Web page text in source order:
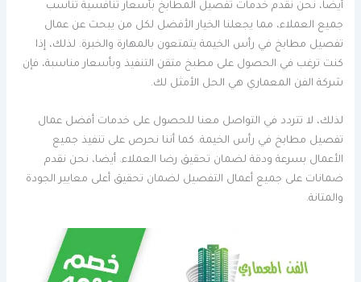
أيضا، نحن نقدم خدمات تفصيل المطابخ بأسعار تنافسية تناسب
جميع العملاء، مما يجعلنا الخيار الأفضل لكل من يبحث عن عمال
تفصيل مطابخ في رأس الخيمة يتمتعون بالمهارة والخبرة. لذلك، إذا
كنت ترغب في الحصول على مطبخ متقن التنفيذ وبأسعار مناسبة، فإن
شركة الفن المعماري هي الحل الأمثل لك.
لذلك، لا تتردد في التواصل معنا للحصول على خدمات أفضل عمال
تفصيل مطابخ في رأس الخيمة. كما أننا نحرص على تنفيذ جميع
الأعمال بسرعة ودقة لضمان تحقيق رضا العملاء. أيضا، نحن نقدم
ضمانات على جميع أعمال التفصيل لضمان تحقيق أعلى معايير الجودة
والمتانة.